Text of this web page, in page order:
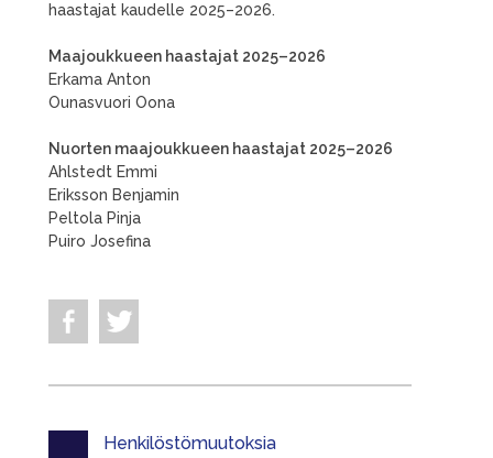
haastajat kaudelle 2025–2026.
Maajoukkueen haastajat 2025–2026
Erkama Anton
Ounasvuori Oona
Nuorten maajoukkueen haastajat 2025–2026
Ahlstedt Emmi
Eriksson Benjamin
Peltola Pinja
Puiro Josefina
Henkilöstömuutoksia